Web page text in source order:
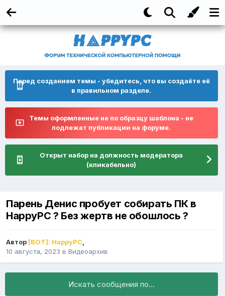
Перед созданием темы - убедитесь, что вы создаёте её
в правильном разделе.
Темы оформленные не по образцу шаблона - не
подлежат публикации на форуме.
Открыт набор на должность модератора
(кликабельно)
Парень Денис пробует собирать ПК в
HappyPC ? Без жертв не обошлось ?
Автор [BOT]: HappyPC,
10 августа, 2023 в Видеоархив
Искать сообщения по...